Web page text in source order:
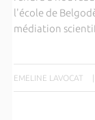
l'école de
médiation
EMELINE LAVOCAT |